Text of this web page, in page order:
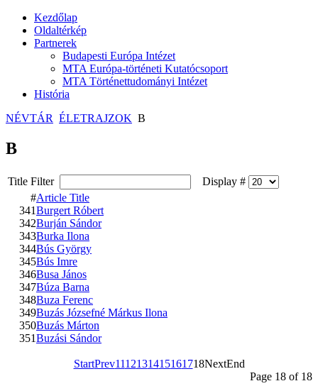
Kezdőlap
Oldaltérkép
Partnerek
Budapesti Európa Intézet
MTA Európa-történeti Kutatócsoport
MTA Történettudományi Intézet
História
NÉVTÁR ÉLETRAJZOK B
B
Title Filter
Display #
#Article Title
341Burgert Róbert
342Burján Sándor
343Burka Ilona
344Bús György
345Bús Imre
346Busa János
347Búza Barna
348Buza Ferenc
349Buzás Józsefné Márkus Ilona
350Buzás Márton
351Buzási Sándor
StartPrev1112131415161718NextEnd
Page 18 of 18